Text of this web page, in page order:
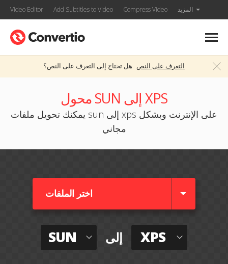
Video Editor Add Subtitles to Video Compress Video المزيد
هل تحتاج إلى التعرف على النص؟ التعرف على النص
محول SUN إلى XPS
يمكنك تحويل ملفات sun إلى xps على الإنترنت وبشكل
مجاني
اختر الملفات
SUN إلى XPS